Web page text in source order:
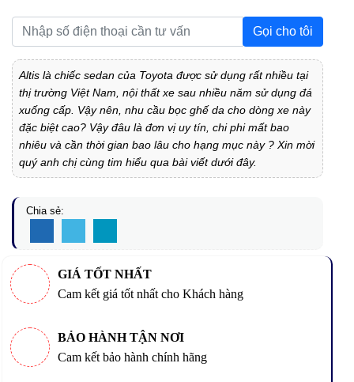
Gọi cho tôi
Altis là chiếc sedan của Toyota được sử dụng rất nhiều tại
thị trường Việt Nam, nội thất xe sau nhiều năm sử dụng đá
xuống cấp. Vậy nên, nhu cầu bọc ghế da cho dòng xe này
đặc biệt cao? Vậy đâu là đơn vị uy tín, chi phi mất bao
nhiêu và cần thời gian bao lâu cho hạng mục này ? Xin mời
quý anh chị cùng tim hiểu qua bài viết dưới đây.
Chia sẻ:
GIÁ TỐT NHẤT
Cam kết giá tốt nhất cho Khách hàng
BẢO HÀNH TẬN NƠI
Cam kết bảo hành chính hãng